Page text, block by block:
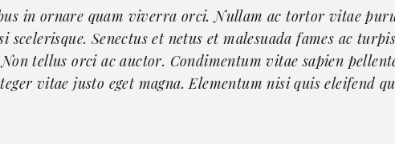
in ornare quam viverra orci. Nullam ac tortor vitae
Senectus et netus et malesuada fames ac
tellus orci ac auctor. Condimentum vitae sapien
vitae justo eget magna. Elementum nisi quis eleifend